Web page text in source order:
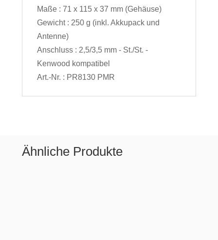
Maße : 71 x 115 x 37 mm (Gehäuse)
Gewicht : 250 g (inkl. Akkupack und
Antenne)
Anschluss : 2,5/3,5 mm - St./St. -
Kenwood kompatibel
Art.-Nr. : PR8130 PMR
Ähnliche Produkte